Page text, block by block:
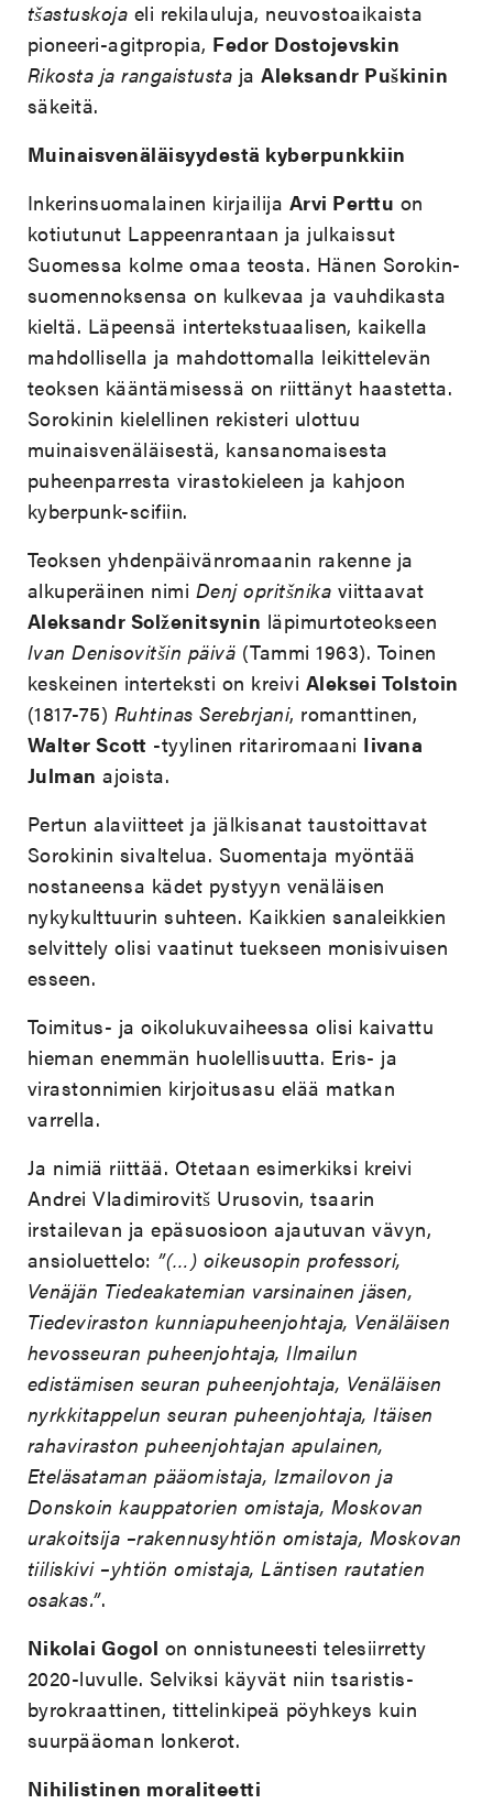
tšastuskoja eli rekilauluja, neuvostoaikaista
pioneeri-agitpropia, Fedor Dostojevskin
Rikosta ja rangaistusta jaAleksandr Puškinin
säkeitä.
Muinaisvenäläisyydestä kyberpunkkiin
Inkerinsuomalainen kirjailija Arvi Perttu on
kotiutunut Lappeenrantaan ja julkaissut
Suomessa kolme omaa teosta. Hänen Sorokin-
suomennoksensa on kulkevaa ja vauhdikasta
kieltä. Läpeensä intertekstuaalisen, kaikella
mahdollisella ja mahdottomalla leikittelevän
teoksen kääntämisessä on riittänyt haastetta.
Sorokinin kielellinen rekisteri ulottuu
muinaisvenäläisestä, kansanomaisesta
puheenparresta virastokieleen ja kahjoon
kyberpunk-scifiin.
Teoksen yhdenpäivänromaanin rakenne ja
alkuperäinen nimi Denj opritšnika viittaavat
Aleksandr Solženitsynin läpimurtoteokseen
Ivan Denisovitšin päivä (Tammi 1963). Toinen
keskeinen interteksti on kreivi Aleksei Tolstoin
(1817-75) Ruhtinas Serebrjani, romanttinen,
Walter Scott -tyylinen ritariromaani Iivana
Julman ajoista.
Pertun alaviitteet ja jälkisanat taustoittavat
Sorokinin sivaltelua. Suomentaja myöntää
nostaneensa kädet pystyyn venäläisen
nykykulttuurin suhteen. Kaikkien sanaleikkien
selvittely olisi vaatinut tuekseen monisivuisen
esseen.
Toimitus- ja oikolukuvaiheessa olisi kaivattu
hieman enemmän huolellisuutta. Eris- ja
virastonnimien kirjoitusasu elää matkan
varrella.
Ja nimiä riittää. Otetaan esimerkiksi kreivi
Andrei Vladimirovitš Urusovin, tsaarin
irstailevan ja epäsuosioon ajautuvan vävyn,
ansioluettelo: ”(…) oikeusopin professori,
Venäjän Tiedeakatemian varsinainen jäsen,
Tiedeviraston kunniapuheenjohtaja, Venäläisen
hevosseuran puheenjohtaja, Ilmailun
edistämisen seuran puheenjohtaja, Venäläisen
nyrkkitappelun seuran puheenjohtaja, Itäisen
rahaviraston puheenjohtajan apulainen,
Eteläsataman pääomistaja, Izmailovon ja
Donskoin kauppatorien omistaja, Moskovan
urakoitsija –rakennusyhtiön omistaja, Moskovan
tiiliskivi –yhtiön omistaja, Läntisen rautatien
osakas.”.
Nikolai Gogol on onnistuneesti telesiirretty
2020-luvulle. Selviksi käyvät niin tsaristis-
byrokraattinen, tittelinkipeä pöyhkeys kuin
suurpääoman lonkerot.
Nihilistinen moraliteetti